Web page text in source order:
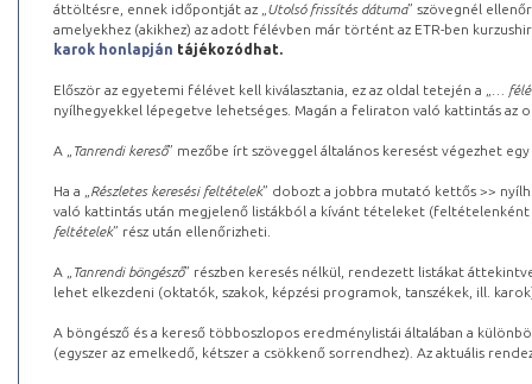
áttöltésre, ennek időpontját az „ Utolsó frissítés dátuma” szövegnél
amelyekhez (akikhez) az adott félévben már történt az ETR-ben
karok honlapján tájékozódhat.
Először az egyetemi félévet kell kiválasztania, ez az oldal tetején a „
…
nyílhegyekkel lépegetve lehetséges. Magán a feliraton való kattintás az
A „ Tanrendi kereső” mezőbe írt szöveggel általános keresést végezhet
Ha a „ Részletes keresési feltételek” dobozt a jobbra mutató kettős >>
való kattintás után megjelenő listákból a kívánt tételeket (feltételenként
feltételek” rész után ellenőrizheti.
A „ Tanrendi böngésző” részben keresés nélkül, rendezett listákat
lehet elkezdeni (oktatók, szakok, képzési programok, tanszékek, ill.
A böngésző és a kereső többoszlopos eredménylistái általában a
(egyszer az emelkedő, kétszer a csökkenő sorrendhez). Az aktuális